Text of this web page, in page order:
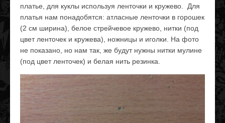
платье, для куклы используя ленточки и кружево. Для
платья нам понадобятся: атласные ленточки в горошек
(2 см ширина), белое стрейчевое кружево, нитки (под
цвет ленточек и кружева), ножницы и иголки. На фото
не показано, но нам так, же будут нужны нитки мулине
(под цвет ленточек) и белая нить резинка.